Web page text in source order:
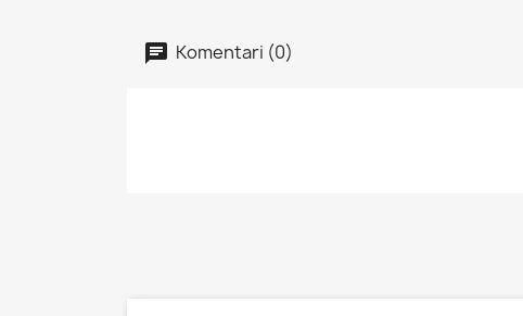
Komentari (0)